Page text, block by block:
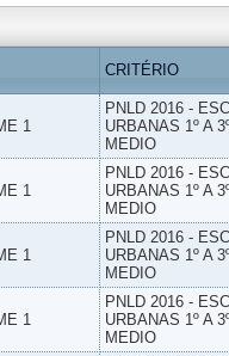
CRITÉRIO
1
PNLD 2016 -
URBANAS 1º A
MEDIO
1
PNLD 2016 -
URBANAS 1º A
MEDIO
1
PNLD 2016 -
URBANAS 1º A
MEDIO
1
PNLD 2016 -
URBANAS 1º A
MEDIO